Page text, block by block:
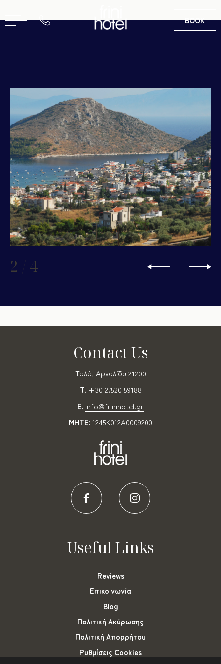
BOOK
2 4
Contact Us
Τολό, Αργολίδα 21200
T. +30 27520 59188
E. info@frinihotel.gr
MHTE:1245K012A0009200
Useful Links
Reviews
Επικοινωνία
Blog
Πολιτική Ακύρωσης
Πολιτική Απορρήτου
Ρυθμίσεις Cookies